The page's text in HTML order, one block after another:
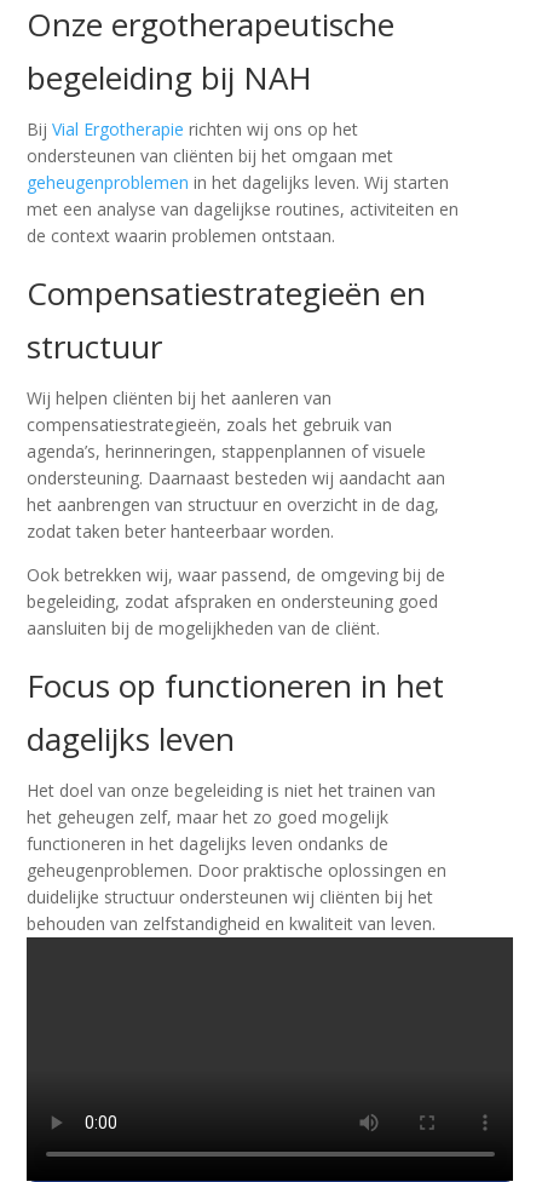
Onze ergotherapeutische
begeleiding bij NAH
BijVial Ergotherapie richten wij ons op het
ondersteunen van cliënten bij het omgaan met
geheugenproblemen in het dagelijks leven. Wij starten
met een analyse van dagelijkse routines, activiteiten en
de context waarin problemen ontstaan.
Compensatiestrategieën en
structuur
Wij helpen cliënten bij het aanleren van
compensatiestrategieën, zoals het gebruik van
agenda’s, herinneringen, stappenplannen of visuele
ondersteuning. Daarnaast besteden wij aandacht aan
het aanbrengen van structuur en overzicht in de dag,
zodat taken beter hanteerbaar worden.
Ook betrekken wij, waar passend, de omgeving bij de
begeleiding, zodat afspraken en ondersteuning goed
aansluiten bij de mogelijkheden van de cliënt.
Focus op functioneren in het
dagelijks leven
Het doel van onze begeleiding is niet het trainen van
het geheugen zelf, maar het zo goed mogelijk
functioneren in het dagelijks leven ondanks de
geheugenproblemen. Door praktische oplossingen en
duidelijke structuur ondersteunen wij cliënten bij het
behouden van zelfstandigheid en kwaliteit van leven.